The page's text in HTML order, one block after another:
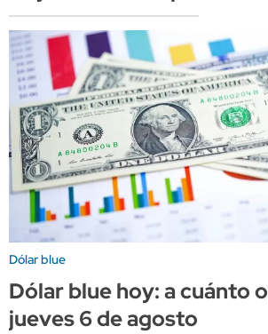
Dólar blue
Dólar blue hoy: a cuánto
jueves 6 de agosto